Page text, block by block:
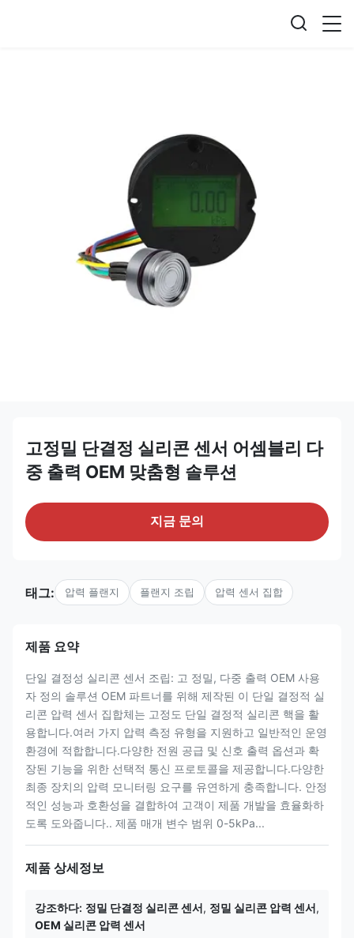
고정밀 단결정 실리콘 센서 어셈블리 다
중 출력 OEM 맞춤형 솔루션
지금 문의
태그: 압력 플랜지 플랜지 조립 압력 센서 집합
제품 요약
단일 결정성 실리콘 센서 조립: 고 정밀, 다중 출력 OEM 사용
자 정의 솔루션 OEM 파트너를 위해 제작된 이 단일 결정적 실
리콘 압력 센서 집합체는 고정도 단일 결정적 실리콘 핵을 활
용합니다.여러 가지 압력 측정 유형을 지원하고 일반적인 운영
환경에 적합합니다.다양한 전원 공급 및 신호 출력 옵션과 확
장된 기능을 위한 선택적 통신 프로토콜을 제공합니다.다양한
최종 장치의 압력 모니터링 요구를 유연하게 충족합니다. 안정
적인 성능과 호환성을 결합하여 고객이 제품 개발을 효율화하
도록 도와줍니다.. 제품 매개 변수 범위 0-5kPa...
제품 상세정보
강조하다: 정밀 단결정 실리콘 센서, 정밀 실리콘 압력 센서,
OEM 실리콘 압력 센서